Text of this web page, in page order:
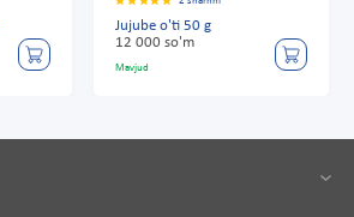
Jujube o'ti 50 g
12 000 so'm
Mavjud